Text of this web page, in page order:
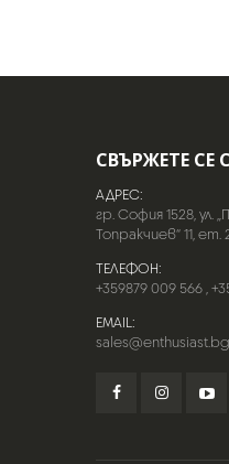
СВЪРЖЕТЕ СЕ
АДРЕС:
гр. София 1528, ул.
Топракчиев“ 11, ет.
ТЕЛЕФОН:
+359879 009 566,
EMAIL:
sales@enthusiast.bg